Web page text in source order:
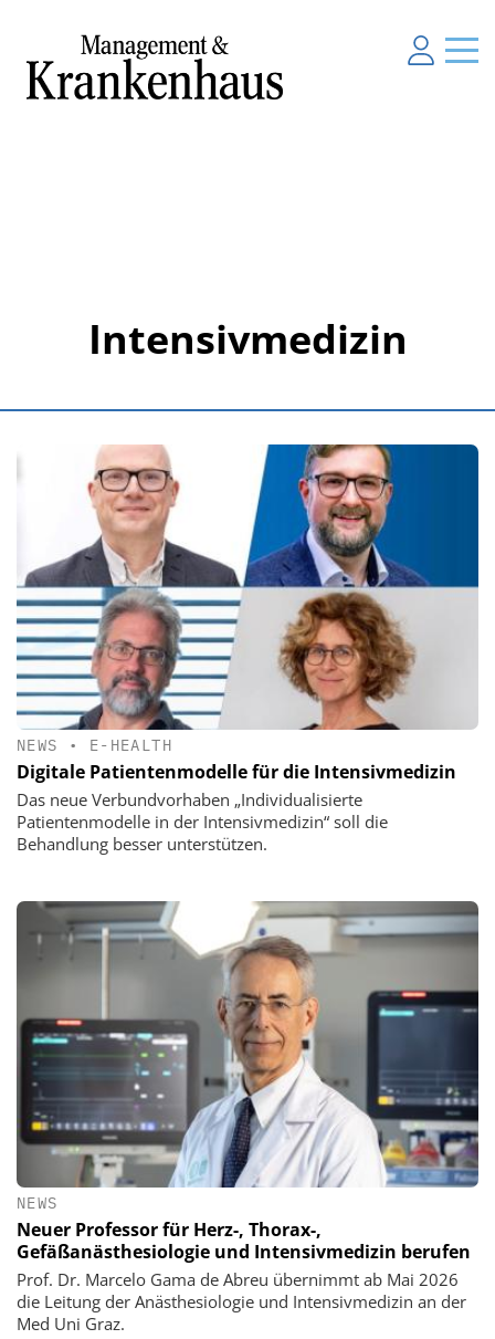
Intensivmedizin
NEWS • E-HEALTH
Digitale Patientenmodelle für die Intensivmedizin
Das neue Verbundvorhaben „Individualisierte
Patientenmodelle in der Intensivmedizin“ soll die
Behandlung besser unterstützen.
NEWS
Neuer Professor für Herz-, Thorax-,
Gefäßanästhesiologie und Intensivmedizin berufen
Prof. Dr. Marcelo Gama de Abreu übernimmt ab Mai 2026
die Leitung der Anästhesiologie und Intensivmedizin an der
Med Uni Graz.